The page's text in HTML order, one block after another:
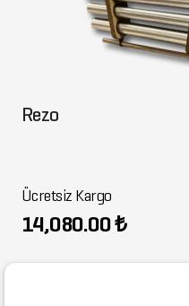
Rezo
Ücretsiz Kargo
14,080.00 ₺